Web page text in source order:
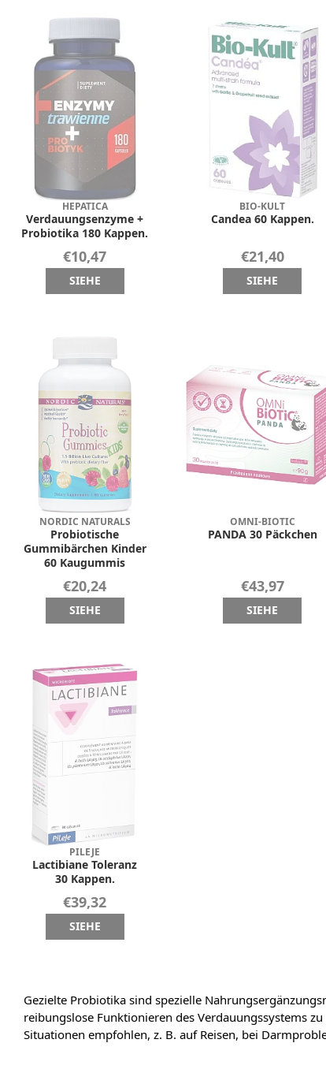
HEPATICA
Verdauungsenzyme +
Probiotika 180 Kappen.
€10,47
SIEHE
BIO-KULT
Candea 60 Kappen.
€21,40
SIEHE
NORDIC NATURALS
Probiotische
Gummibärchen Kinder
60 Kaugummis
€20,24
SIEHE
OMNI-BIOTIC
PANDA 30 Päckchen
€43,97
SIEHE
PILEJE
Lactibiane Toleranz
30 Kappen.
€39,32
SIEHE
Gezielte Probiotika sind spezielle
reibungslose Funktionieren des Verdauungssystems
Situationen empfohlen, z. B. auf Reisen, bei